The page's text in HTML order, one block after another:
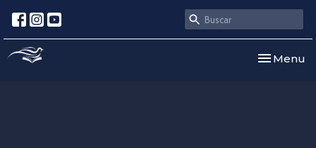
Toggle
Menu